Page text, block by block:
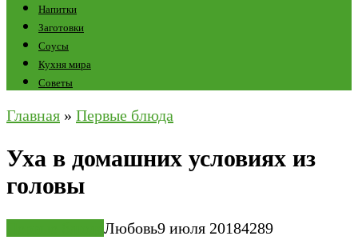
Напитки
Заготовки
Соусы
Кухня мира
Советы
Главная » Первые блюда
Уха в домашних условиях из
головы
Любовь9 июля 20184289